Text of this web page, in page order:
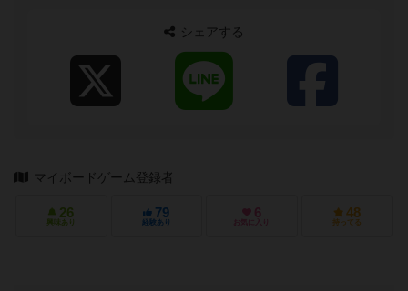
シェアする
マイボードゲーム登録者
26
興味あり
79
経験あり
6
お気に入り
48
持ってる